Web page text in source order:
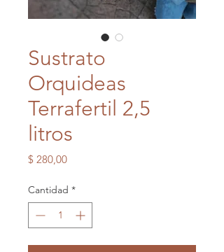
Sustrato
Orquideas
Terrafertil 2,5
litros
$ 280,00Precio
Cantidad *